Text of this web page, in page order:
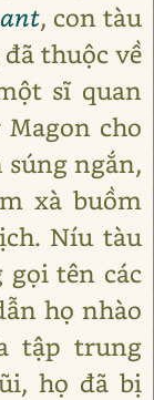
, con tàu
thuộc về
sĩ quan
cho
súng ngắn,
xà buồm
Níu tàu
gọi tên các
họ nhào
tập trung
họ đã bị